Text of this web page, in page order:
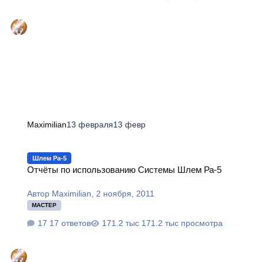
Maximilian13 февраля13 февр
Шлем Ра-5
Отчёты по использованию Системы Шлем Ра-5
Автор Maximilian,2 ноября, 2011
МАСТЕР
17 ответов 171.2 тыс просмотра